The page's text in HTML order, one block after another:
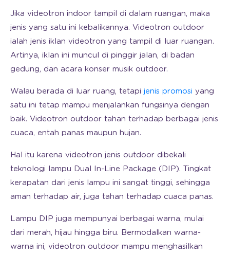
Jika videotron indoor tampil di dalam ruangan, maka
jenis yang satu ini kebalikannya. Videotron outdoor
ialah jenis iklan videotron yang tampil di luar ruangan.
Artinya, iklan ini muncul di pinggir jalan, di badan
gedung, dan acara konser musik outdoor.
Walau berada di luar ruang, tetapi jenis promosi yang
satu ini tetap mampu menjalankan fungsinya dengan
baik. Videotron outdoor tahan terhadap berbagai jenis
cuaca, entah panas maupun hujan.
Hal itu karena videotron jenis outdoor dibekali
teknologi lampu Dual In-Line Package (DIP). Tingkat
kerapatan dari jenis lampu ini sangat tinggi, sehingga
aman terhadap air, juga tahan terhadap cuaca panas.
Lampu DIP juga mempunyai berbagai warna, mulai
dari merah, hijau hingga biru. Bermodalkan warna-
warna ini, videotron outdoor mampu menghasilkan